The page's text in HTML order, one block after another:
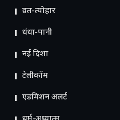
व्रत-त्योहार
धंधा-पानी
नई दिशा
टेलीकॉम
ए​डमिशन अलर्ट